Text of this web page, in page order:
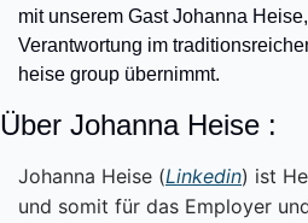
mit unserem Gast Johanna
Verantwortung im
heise group übernimmt.
Über Johanna Heise :
Johanna Heise (Linkedin) ist
und somit für das Employer